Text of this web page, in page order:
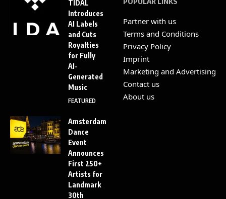
TIDAL
Introduces
AI Labels
and Cuts
Royalties
for Fully
AI-
Generated
Music
FEATURED
Amsterdam
Dance
Event
Announces
First 250+
Artists for
Landmark
30th
Partner with us
Terms and Conditions
Privacy Policy
Imprint
Marketing and Advertising
Contact us
About us